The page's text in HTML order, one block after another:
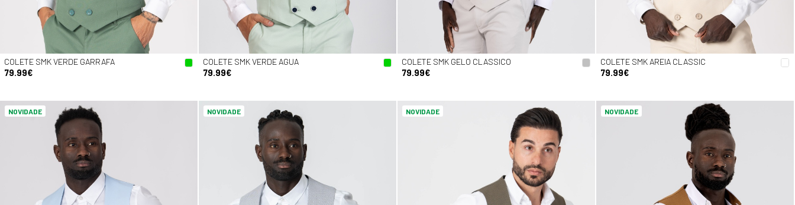
COLETE SMK VERDE GARRAFA
79.99€
COLETE SMK VERDE AGUA
79.99€
COLETE SMK GELO CLASSICO
79.99€
COLETE SMK AREIA CLASSIC
79.99€
NOVIDADE NOVIDADE NOVIDADE NOVIDADE